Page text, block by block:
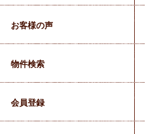
お客様の声
物件検索
会員登録